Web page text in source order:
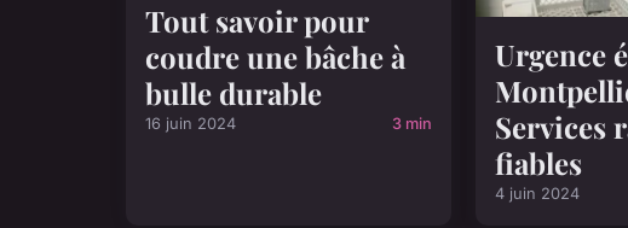
Tout savoir pour
coudre une bâche à
bulle durable
16 juin 2024 3 min
Urgence
Services
fiables
4 juin 2024